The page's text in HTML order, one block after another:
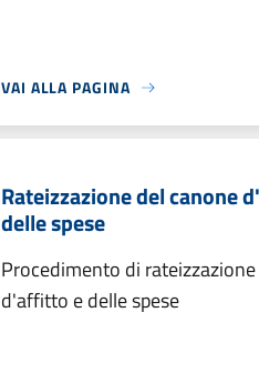
VAI ALLA PAGINA
Rateizzazione del canone
delle spese
Procedimento di
d'affitto e delle spese